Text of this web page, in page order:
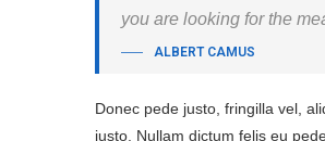
you are looking for the
ALBERT CAMUS
Donec pede justo, fringilla vel,
justo. Nullam dictum felis eu